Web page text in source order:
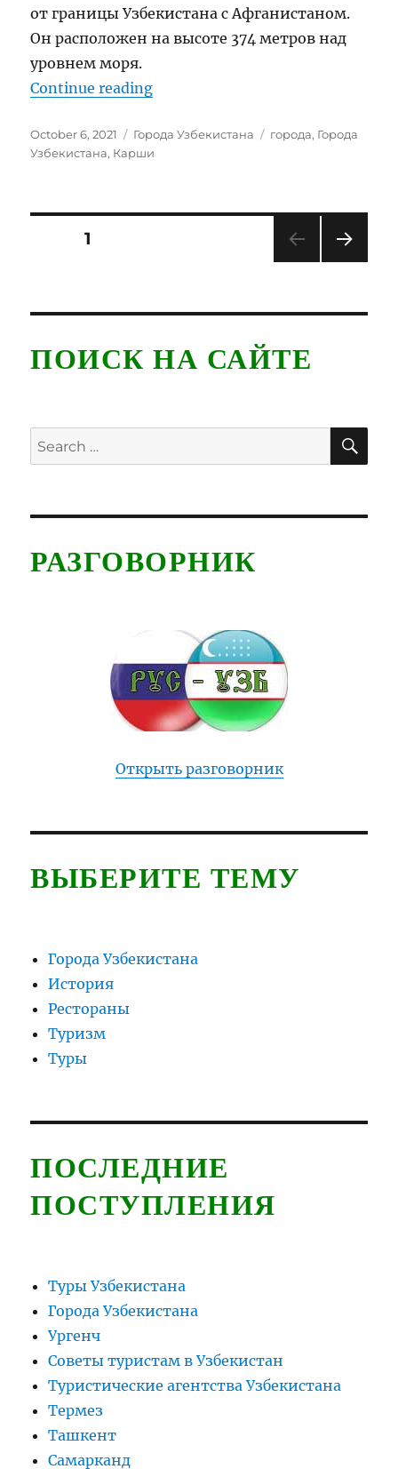
от границы Узбекистана с Афганистаном.
Он расположен на высоте 374 метров над
уровнем моря.
Continue reading“Карши”
Posted
on
October 6, 2021 Categories
Города Узбекистана Tags
города, Города
Узбекистана, Карши
Posts
PAGE1
ПОИСК НА САЙТЕ
Search
for:
РАЗГОВОРНИК
Открыть разговорник
ВЫБЕРИТЕ ТЕМУ
Города Узбекистана
История
Рестораны
Туризм
Туры
ПОСЛЕДНИЕ
ПОСТУПЛЕНИЯ
Туры Узбекистана
Города Узбекистана
Ургенч
Советы туристам в Узбекистан
Туристические агентства Узбекистана
Термез
Ташкент
Самарканд